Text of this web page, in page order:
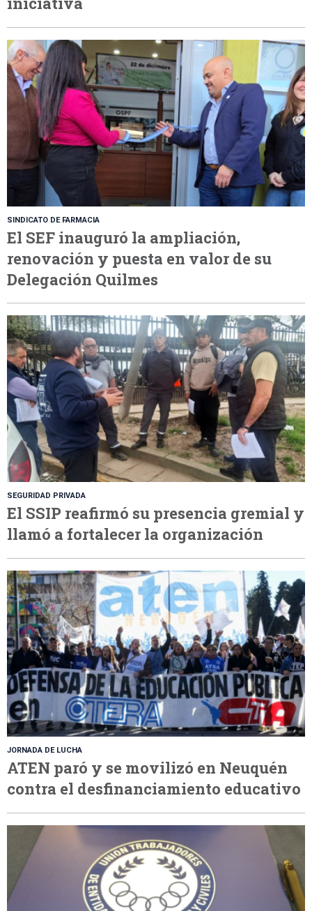
SINDICATO DE FARMACIA
El SEF inauguró la ampliación,
renovación y puesta en valor de su
Delegación Quilmes
SEGURIDAD PRIVADA
El SSIP reafirmó su presencia gremial y
llamó a fortalecer la organización
JORNADA DE LUCHA
ATEN paró y se movilizó en Neuquén
contra el desfinanciamiento educativo